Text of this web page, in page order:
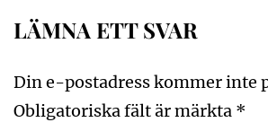
LÄMNA ETT SVAR
Din e-postadress kommer inte
Obligatoriska fält är märkta *